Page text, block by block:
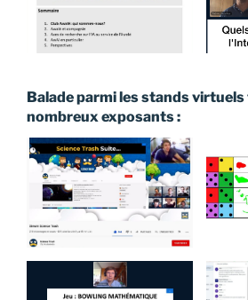
Balade parmi les stands
nombreux exposants :